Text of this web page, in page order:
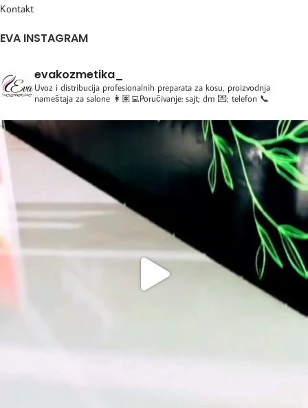
Kontakt
EVA INSTAGRAM
evakozmetika_
Uvoz i distribucija profesionalnih preparata za kosu, proizvodnja
nameštaja za salone 👩🏽‍💻Poručivanje: sajt; dm 💌; telefon 📞